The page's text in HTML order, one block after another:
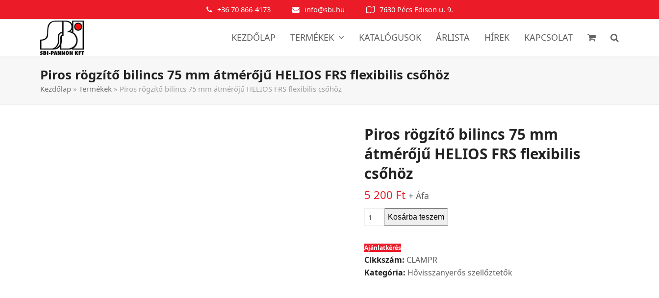
+36 70 866-4173 info@sbi.hu 7630 Pécs Edison u. 9.
KEZDŐLAP TERMÉKEK KATALÓGUSOK ÁRLISTA HÍREK KAPCSOLAT
Piros rögzítő bilincs 75 mm átmérőjű HELIOS FRS flexibilis csőhöz
Kezdőlap » Termékek » Piros rögzítő bilincs 75 mm átmérőjű HELIOS FRS flexibilis csőhöz
Piros rögzítő bilincs 75 mm
átmérőjű HELIOS FRS flexibilis
csőhöz
5 200 Ft + Áfa
Piros
rögzítő
75
mm
átmérőjű
Kosárba teszem
Ajánlatkérés
Cikkszám: CLAMPR
Kategória: Hővisszanyerős szellőztetők